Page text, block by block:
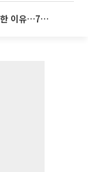
추미애가 페이스북서 네 번 재정을 말한 이유…7700억 추경 열쇠는 도의회에